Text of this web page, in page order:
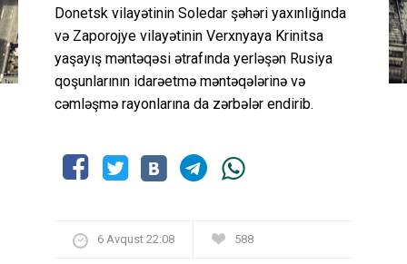
Donetsk vilayətinin Soledar şəhəri yaxınlığında
və Zaporojye vilayətinin Verxnyaya Krinitsa
yaşayış məntəqəsi ətrafında yerləşən Rusiya
qoşunlarının idarəetmə məntəqələrinə və
cəmləşmə rayonlarına da zərbələr endirib.
6 Avqust 22:08 588